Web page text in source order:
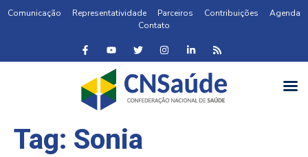
Comunicação Representatividade Parceiros Contribuições
Agenda
Contato
Tag: Sonia